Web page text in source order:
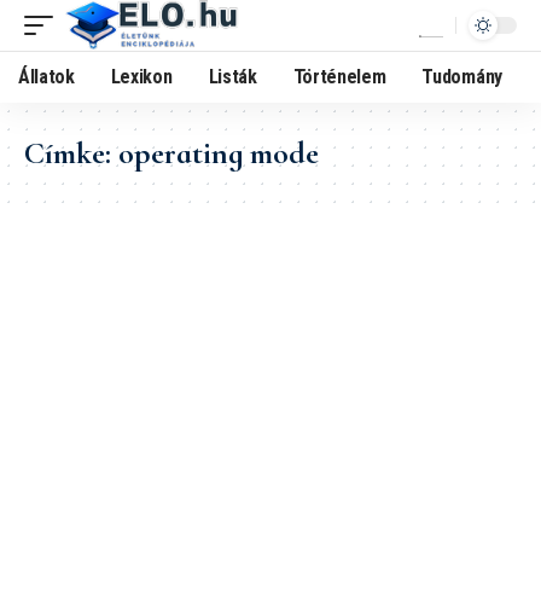
Állatok Lexikon Listák Történelem Tudomány
Címke:operating mode